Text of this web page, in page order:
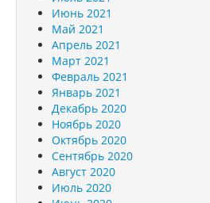
Июнь 2021
Май 2021
Апрель 2021
Март 2021
Февраль 2021
Январь 2021
Декабрь 2020
Ноябрь 2020
Октябрь 2020
Сентябрь 2020
Август 2020
Июль 2020